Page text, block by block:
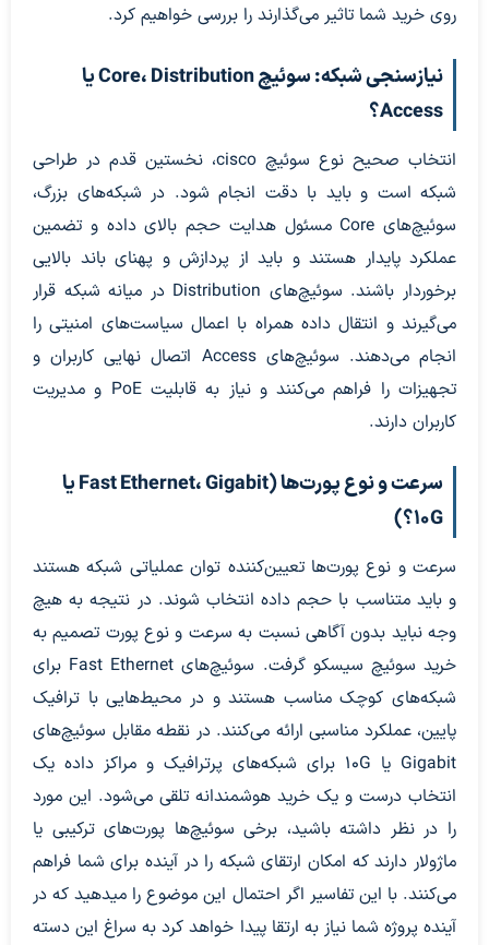
روی خرید شما تاثیر می‌گذارند را بررسی خواهیم کرد.
نیازسنجی شبکه: سوئیچ Core، Distribution یا
Access؟
انتخاب صحیح نوع سوئیچ cisco، نخستین قدم در طراحی
شبکه است و باید با دقت انجام شود. در شبکه‌های بزرگ،
سوئیچ‌های Core مسئول هدایت حجم بالای داده و تضمین
عملکرد پایدار هستند و باید از پردازش و پهنای باند بالایی
برخوردار باشند. سوئیچ‌های Distribution در میانه شبکه قرار
می‌گیرند و انتقال داده همراه با اعمال سیاست‌های امنیتی را
انجام می‌دهند. سوئیچ‌های Access اتصال نهایی کاربران و
تجهیزات را فراهم می‌کنند و نیاز به قابلیت PoE و مدیریت
کاربران دارند.
سرعت و نوع پورت‌ها (Fast Ethernet، Gigabit یا
10G؟)
سرعت و نوع پورت‌ها تعیین‌کننده توان عملیاتی شبکه هستند
و باید متناسب با حجم داده انتخاب شوند. در نتیجه به هیچ
وجه نباید بدون آگاهی نسبت به سرعت و نوع پورت تصمیم به
خرید سوئیچ سیسکو گرفت. سوئیچ‌های Fast Ethernet برای
شبکه‌های کوچک مناسب هستند و در محیط‌هایی با ‌ترافیک
پایین، عملکرد مناسبی ارائه می‌کنند. در نقطه مقابل سوئیچ‌های
Gigabit یا 10G برای شبکه‌های پرترافیک و مراکز داده یک
انتخاب درست و یک خرید هوشمندانه تلقی می‌شود. این مورد
را در نظر داشته باشید، برخی سوئیچ‌ها پورت‌های ترکیبی یا
ماژولار دارند که امکان ارتقای شبکه را در آینده برای شما فراهم
می‌کنند. با این تفاسیر اگر احتمال این موضوع را میدهید که در
آینده پروژه شما نیاز به ارتقا پیدا خواهد کرد به سراغ این دسته